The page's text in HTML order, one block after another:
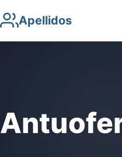
Apellidos